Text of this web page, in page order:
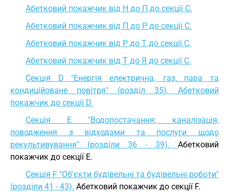
Абетковий покажчик від Н до П до секції C.
Абетковий покажчик від П до Р до секції C.
Абетковий покажчик від Р до Т до секції C.
Абетковий покажчик від Т до Я до секції C.
Секція D "Енергія електрична, газ, пара та
кондиційоване повітря" (розділ 35). Абетковий
покажчик до секції D.
Секція E "Водопостачання; каналізація,
поводження з відходами та послуги щодо
рекультивування" (розділи 36 - 39). Абетковий
покажчик до секції E.
Секція F "Об'єкти будівельні та будівельні роботи"
(розділи 41 - 43). Абетковий покажчик до секції F.